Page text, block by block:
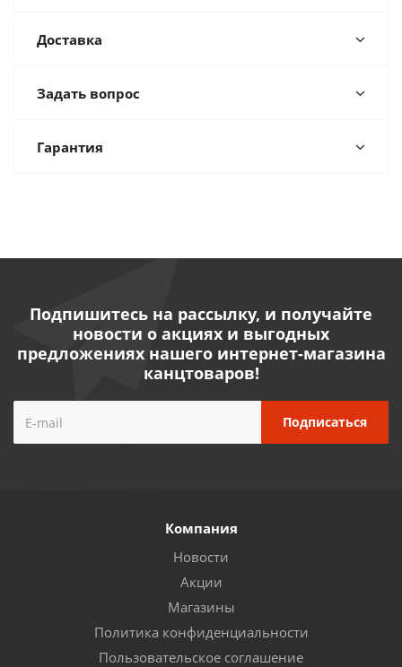
Доставка
Задать вопрос
Гарантия
Подпишитесь на рассылку, и получайте
новости о акциях и выгодных
предложениях нашего интернет-магазина
канцтоваров!
Компания
Новости
Акции
Магазины
Политика конфиденциальности
Пользовательское соглашение